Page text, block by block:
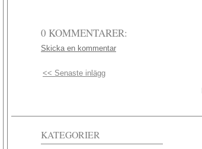
0 KOMMENTARER:
Skicka en kommentar
<< Senaste inlägg
KATEGORIER